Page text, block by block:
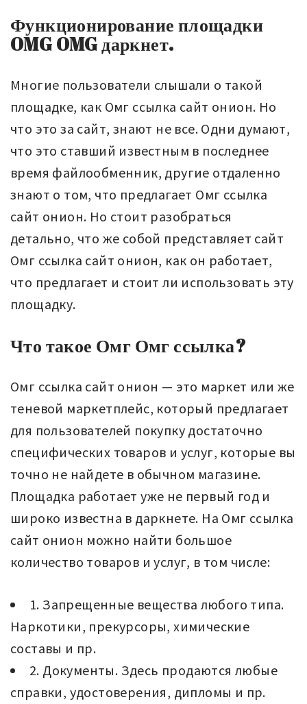
Функционирование площадки
OMG OMG даркнет.
Многие пользователи слышали о такой
площадке, как Омг ссылка сайт онион. Но
что это за сайт, знают не все. Одни думают,
что это ставший известным в последнее
время файлообменник, другие отдаленно
знают о том, что предлагает Омг ссылка
сайт онион. Но стоит разобраться
детально, что же собой представляет сайт
Омг ссылка сайт онион, как он работает,
что предлагает и стоит ли использовать эту
площадку.
Что такое Омг Омг ссылка?
Омг ссылка сайт онион — это маркет или же
теневой маркетплейс, который предлагает
для пользователей покупку достаточно
специфических товаров и услуг, которые вы
точно не найдете в обычном магазине.
Площадка работает уже не первый год и
широко известна в даркнете. На Омг ссылка
сайт онион можно найти большое
количество товаров и услуг, в том числе:
1. Запрещенные вещества любого типа.
Наркотики, прекурсоры, химические
составы и пр.
2. Документы. Здесь продаются любые
справки, удостоверения, дипломы и пр.